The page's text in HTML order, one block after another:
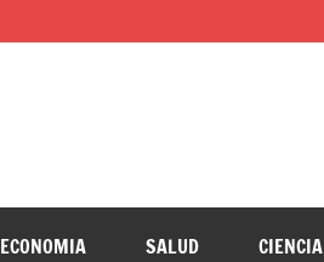
ECONOMIA SALUD CIENCIA